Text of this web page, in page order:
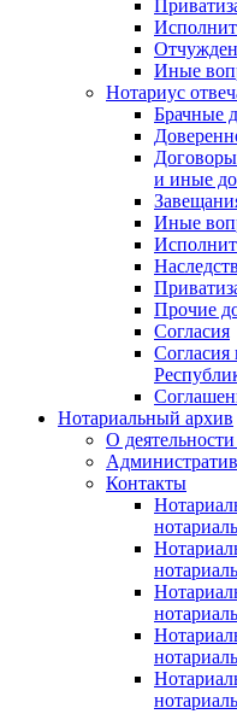
Иные
Нотариус
Брачные
и иные
Иные
Прочие
Согласия
Согласия
Нотариальный архив
О
Контакты